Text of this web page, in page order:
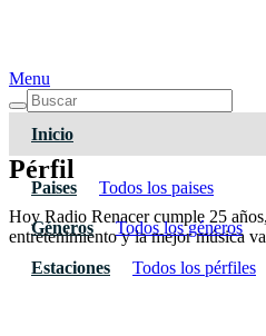
Menu
Inicio
Paises Todos los paises
Géneros Todos los géneros
Estaciones Todos los pérfiles
Pérfil
Hoy Radio Renacer cumple 25
entretenimiento y la mejor música